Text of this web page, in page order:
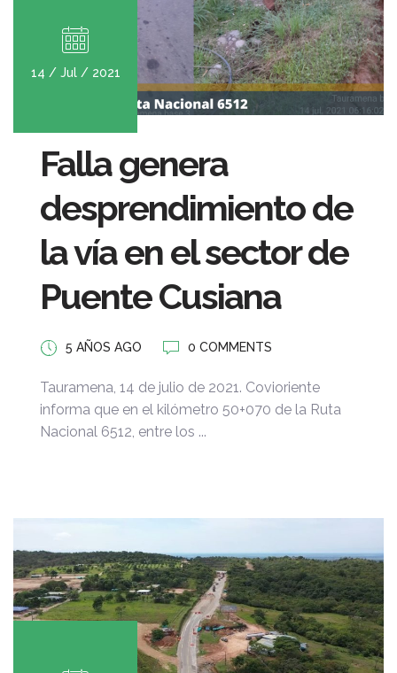
14 / Jul / 2021
Falla genera
desprendimiento de
la vía en el sector de
Puente Cusiana
5 AÑOS AGO 0 COMMENTS
Tauramena, 14 de julio de 2021. Covioriente
informa que en el kilómetro 50+070 de la Ruta
Nacional 6512, entre los ...